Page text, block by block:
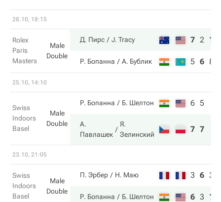
28.10, 18:15
Rolex
Paris
Masters
Male
Double
Д. Пирс J. Tracy 7 2 10
Р. Бопанна А. Бублик 5 6 8
25.10, 14:10
Swiss
Indoors
Basel
Male
Double
Р. Бопанна Б. Шелтон 6 5
А.
Павлашек
Я.
Зелинский
7 7
23.10, 21:05
Swiss
Indoors
Basel
Male
Double
П. Эрбер Н. Маю 3 6 3
Р. Бопанна Б. Шелтон 6 3 10